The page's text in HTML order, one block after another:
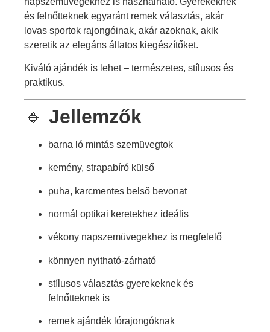
és felnőtteknek egyaránt remek választás, akár
lovas sportok rajongóinak, akár azoknak, akik
szeretik az elegáns állatos kiegészítőket.
Kiváló ajándék is lehet – természetes, stílusos és
praktikus.
🔹 Jellemzők
barna ló mintás szemüvegtok
kemény, strapabíró külső
puha, karcmentes belső bevonat
normál optikai keretekhez ideális
vékony napszemüvegekhez is megfelelő
könnyen nyitható-zárható
stílusos választás gyerekeknek és
felnőtteknek is
remek ajándék lórajongóknak